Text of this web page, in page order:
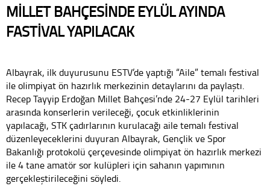
MİLLET BAHÇESİNDE EYLÜL AYINDA
FASTİVAL YAPILACAK
Albayrak, ilk duyurusunu ESTV’de yaptığı “Aile” temalı festival
ile olimpiyat ön hazırlık merkezinin detaylarını da paylaştı.
Recep Tayyip Erdoğan Millet Bahçesi’nde 24-27 Eylül tarihleri
arasında konserlerin verileceği, çocuk etkinliklerinin
yapılacağı, STK çadırlarının kurulacağı aile temalı festival
düzenleyeceklerini duyuran Albayrak, Gençlik ve Spor
Bakanlığı protokolü çerçevesinde olimpiyat ön hazırlık merkezi
ile 4 tane amatör sor kulüpleri için sahanın yapımının
gerçekleştirileceğini söyledi.